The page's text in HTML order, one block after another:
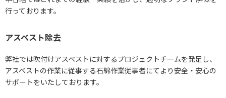
行っております。
アスベスト除去
弊社では吹付けアスベストに対するプロジェクトチームを発足し、
アスベストの作業に従事する石綿作業従事者にてより安全・安心の
サポートをいたしております。